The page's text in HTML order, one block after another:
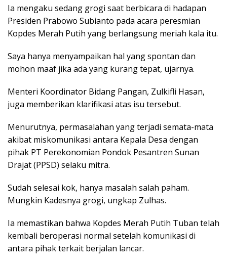
Ia mengaku sedang grogi saat berbicara di hadapan
Presiden Prabowo Subianto pada acara peresmian
Kopdes Merah Putih yang berlangsung meriah kala itu.
Saya hanya menyampaikan hal yang spontan dan
mohon maaf jika ada yang kurang tepat, ujarnya.
Menteri Koordinator Bidang Pangan, Zulkifli Hasan,
juga memberikan klarifikasi atas isu tersebut.
Menurutnya, permasalahan yang terjadi semata-mata
akibat miskomunikasi antara Kepala Desa dengan
pihak PT Perekonomian Pondok Pesantren Sunan
Drajat (PPSD) selaku mitra.
Sudah selesai kok, hanya masalah salah paham.
Mungkin Kadesnya grogi, ungkap Zulhas.
Ia memastikan bahwa Kopdes Merah Putih Tuban telah
kembali beroperasi normal setelah komunikasi di
antara pihak terkait berjalan lancar.